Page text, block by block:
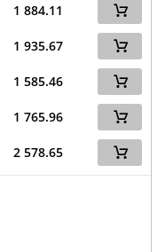
1 884.11
1 935.67
1 585.46
1 765.96
2 578.65